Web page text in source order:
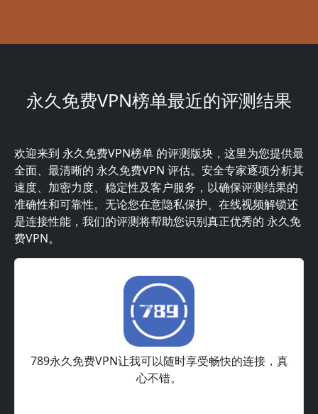
永久免费VPN榜单最近的评测结果
欢迎来到 永久免费VPN榜单 的评测版块，这里为您提供最
全面、最清晰的 永久免费VPN 评估。安全专家逐项分析其
速度、加密力度、稳定性及客户服务，以确保评测结果的
准确性和可靠性。无论您在意隐私保护、在线视频解锁还
是连接性能，我们的评测将帮助您识别真正优秀的 永久免
费VPN。
789永久免费VPN让我可以随时享受畅快的连接，真
心不错。